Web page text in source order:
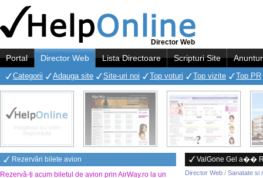
Director Web
Portal Director Web Lista Directoare Scripturi Site
Categorii Adauga site Site-uri noi Top voturi Top vizite Top PR
Rezervări bilete avion
Rezervă-ți acum biletul de avion prin AirWay.ro la un
ValGone Gel a��
Director Web / Sanatate si